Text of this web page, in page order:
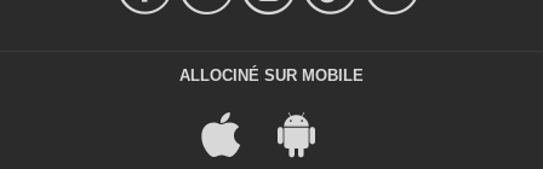
ALLOCINÉ SUR MOBILE